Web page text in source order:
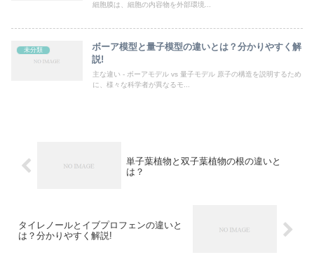
細胞膜は、細胞の内容物を外部環境...
未分類
ボーア模型と量子模型の違いとは？分かりやすく解
説!
主な違い - ボーアモデル vs 量子モデル 原子の構造を説明するため
に、様々な科学者が異なるモ...
単子葉植物と双子葉植物の根の違いと
は？
タイレノールとイブプロフェンの違いと
は？分かりやすく解説!